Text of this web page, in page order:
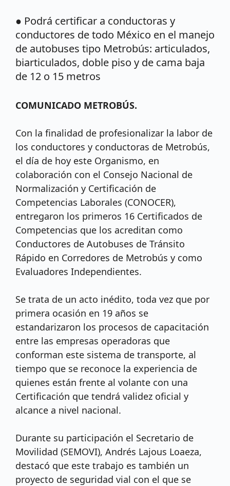
● Podrá certificar a conductoras y
conductores de todo México en el manejo
de autobuses tipo Metrobús: articulados,
biarticulados, doble piso y de cama baja
de 12 o 15 metros
COMUNICADO METROBÚS.
Con la finalidad de profesionalizar la labor de
los conductores y conductoras de Metrobús,
el día de hoy este Organismo, en
colaboración con el Consejo Nacional de
Normalización y Certificación de
Competencias Laborales (CONOCER),
entregaron los primeros 16 Certificados de
Competencias que los acreditan como
Conductores de Autobuses de Tránsito
Rápido en Corredores de Metrobús y como
Evaluadores Independientes.
Se trata de un acto inédito, toda vez que por
primera ocasión en 19 años se
estandarizaron los procesos de capacitación
entre las empresas operadoras que
conforman este sistema de transporte, al
tiempo que se reconoce la experiencia de
quienes están frente al volante con una
Certificación que tendrá validez oficial y
alcance a nivel nacional.
Durante su participación el Secretario de
Movilidad (SEMOVI), Andrés Lajous Loaeza,
destacó que este trabajo es también un
proyecto de seguridad vial con el que se